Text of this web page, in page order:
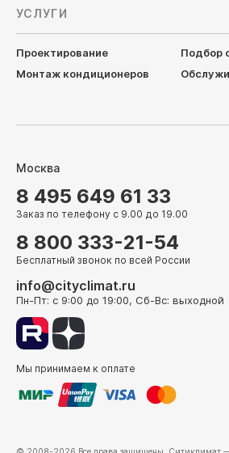
УСЛУГИ
Проектирование
Подбор
Монтаж кондиционеров
Москва
8 495 649 61 33
Заказ по телефону с 9.00 до 19.00
8 800 333-21-54
Бесплатный звонок по всей России
info@cityclimat.ru
Пн-Пт: с 9:00 до 19:00, Сб-Вс: выходной
Мы принимаем к оплате